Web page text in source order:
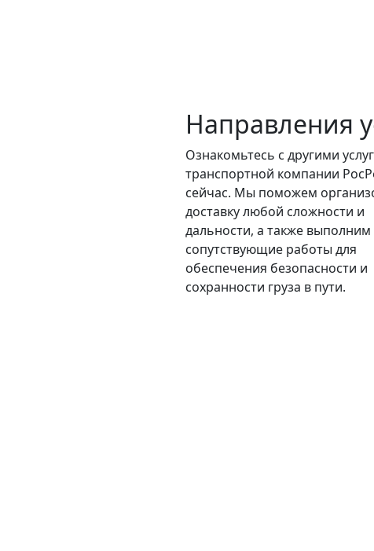
Направления
Ознакомьтесь с другими
транспортной компании
сейчас. Мы поможем
доставку любой сложности и
дальности, а также выполним
сопутствующие работы для
обеспечения безопасности и
сохранности груза в пути.